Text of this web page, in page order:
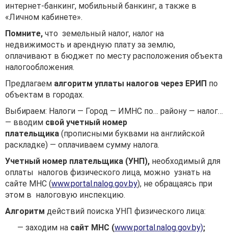
интернет-банкинг, мобильный банкинг, а также в
«Личном кабинете».
Помните, что земельный налог, налог на
недвижимость и арендную плату за землю,
оплачивают в бюджет по месту расположения объекта
налогообложения.
Предлагаем алгоритм уплаты налогов через ЕРИП по
объектам в городах.
Выбираем: Налоги — Город — ИМНС по… району — налог…
— вводим свой учетный номер
плательщика (прописными буквами на английской
раскладке) — оплачиваем сумму налога.
Учетный номер плательщика (УНП), необходимый для
оплаты налогов физического лица, можно узнать на
сайте МНС (www.portal.nalog.gov.by), не обращаясь при
этом в налоговую инспекцию.
Алгоритм действий поиска УНП физического лица:
— заходим на сайт МНС (www.portal.nalog.gov.by);